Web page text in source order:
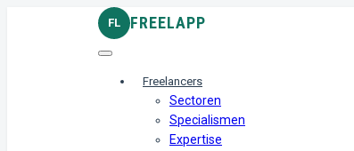
FL FREELAPP
Freelancers
Sectoren
Specialismen
Expertise